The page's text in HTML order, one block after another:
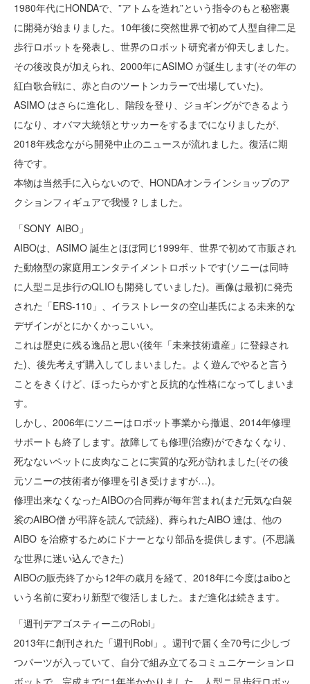
1980年代にHONDAで、”アトムを造れ”という指令のもと秘密裏
に開発が始まりました。10年後に突然世界で初めて人型自律二足
歩行ロボットを発表し、世界のロボット研究者が仰天しました。
その後改良が加えられ、2000年にASIMO が誕生します(その年の
紅白歌合戦に、赤と白のツートンカラーで出場していた)。
ASIMO はさらに進化し、階段を登り、ジョギングができるよう
になり、オバマ大統領とサッカーをするまでになりましたが、
2018年残念ながら開発中止のニュースが流れました。復活に期
待です。
本物は当然手に入らないので、HONDAオンラインショップのア
クションフィギュアで我慢？しました。
「SONY AIBO」
AIBOは、ASIMO 誕生とほぼ同じ1999年、世界で初めて市販され
た動物型の家庭用エンタテイメントロボットです(ソニーは同時
に人型ニ足歩行のQLIOも開発していました)。画像は最初に発売
された「ERS-110」、イラストレータの空山基氏による未来的な
デザインがとにかくかっこいい。
これは歴史に残る逸品と思い(後年「未来技術遺産」に登録され
た)、後先考えず購入してしまいました。よく遊んでやると言う
ことをきくけど、ほったらかすと反抗的な性格になってしまいま
す。
しかし、2006年にソニーはロボット事業から撤退、2014年修理
サポートも終了します。故障しても修理(治療)ができなくなり、
死なないペットに皮肉なことに実質的な死が訪れました(その後
元ソニーの技術者が修理を引き受けますが…)。
修理出来なくなったAIBOの合同葬が毎年営まれ(まだ元気な白袈
裟のAIBO僧 が弔辞を読んで読経)、葬られたAIBO 達は、他の
AIBO を治療するためにドナーとなり部品を提供します。(不思議
な世界に迷い込んできた)
AIBOの販売終了から12年の歳月を経て、2018年に今度はaiboと
いう名前に変わり新型で復活しました。まだ進化は続きます。
「週刊デアゴスティーニのRobi」
2013年に創刊された「週刊Robi」。週刊で届く全70号に少しづ
つパーツが入っていて、自分で組み立てるコミュニケーションロ
ボットで、完成までに1年半かかりました。人型ニ足歩行ロボッ